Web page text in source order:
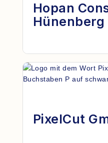
Hopan
Hünenberg
PixelCut